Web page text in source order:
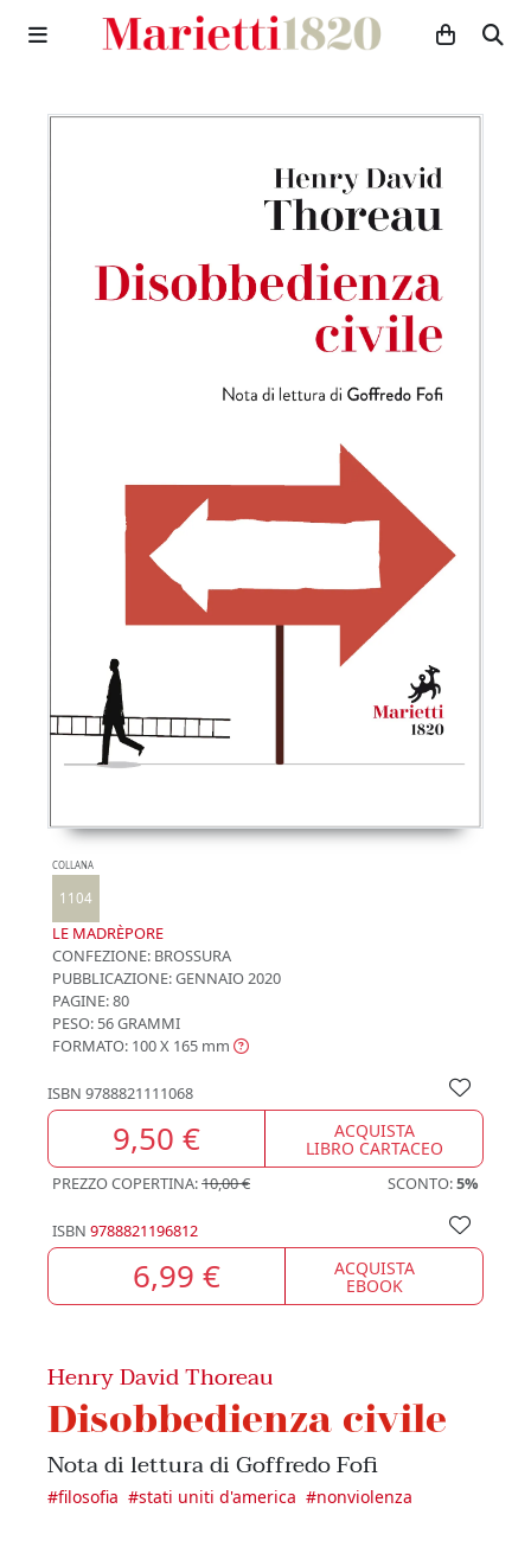
COLLANA
1104
LE MADRÈPORE
CONFEZIONE: BROSSURA
PUBBLICAZIONE:GENNAIO 2020
PAGINE: 80
PESO: 56 GRAMMI
FORMATO: 100 X 165 mm
ISBN 9788821111068
9,50 € ACQUISTA
LIBRO CARTACEO
PREZZO COPERTINA:10,00 € SCONTO:5%
ISBN 9788821196812
6,99 € ACQUISTA
EBOOK
Henry David Thoreau
Disobbedienza civile
Nota di lettura di Goffredo Fofi
#filosofia #stati uniti d'america #nonviolenza